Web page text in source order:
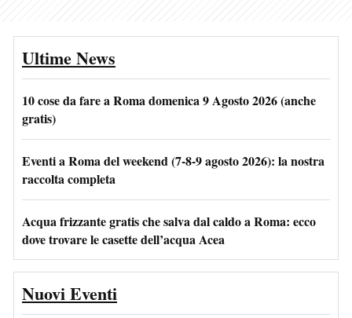
Ultime News
10 cose da fare a Roma domenica 9 Agosto 2026 (anche
gratis)
Eventi a Roma del weekend (7-8-9 agosto 2026): la nostra
raccolta completa
Acqua frizzante gratis che salva dal caldo a Roma: ecco
dove trovare le casette dell’acqua Acea
Nuovi Eventi